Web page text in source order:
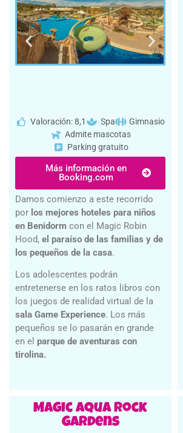
Valoración: 8,1 Spa
Gimnasio
Admite mascotas
Parking gratuito
Más información en
Booking.com
Damos comienzo a este recorrido
por los mejores hoteles para niños
en Benidorm con el Magic Robin
Hood, el paraíso de las familias y de
los pequeños de la casa.
Los adolescentes podrán
entretenerse en los ratos libros con
los juegos de realidad virtual de la
sala Game Experience. Los más
pequeños se lo pasarán en grande
en el parque de aventuras con
tirolina.
Magic Aqua Rock
Gardens